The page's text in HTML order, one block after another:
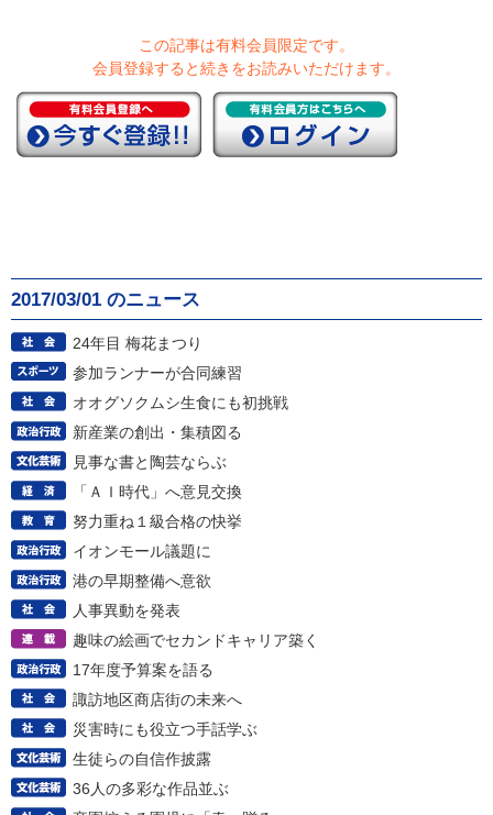
この記事は有料会員限定です。
会員登録すると続きをお読みいただけます。
2017/03/01 のニュース
24年目 梅花まつり
参加ランナーが合同練習
オオグソクムシ生食にも初挑戦
新産業の創出・集積図る
見事な書と陶芸ならぶ
「ＡＩ時代」へ意見交換
努力重ね１級合格の快挙
イオンモール議題に
港の早期整備へ意欲
人事異動を発表
趣味の絵画でセカンドキャリア築く
17年度予算案を語る
諏訪地区商店街の未来へ
災害時にも役立つ手話学ぶ
生徒らの自信作披露
36人の多彩な作品並ぶ